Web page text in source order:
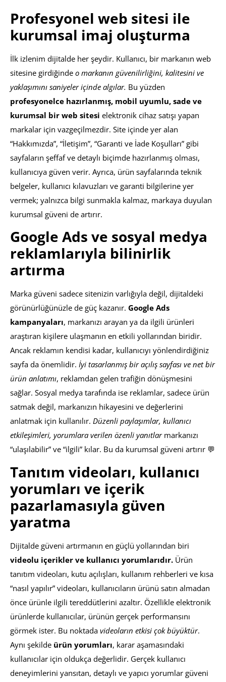
Profesyonel web sitesi ile
kurumsal imaj oluşturma
İlk izlenim dijitalde her şeydir. Kullanıcı, bir markanın web
sitesine girdiğinde o markanın güvenilirliğini, kalitesini ve
yaklaşımını saniyeler içinde algılar. Bu yüzden
profesyonelce hazırlanmış, mobil uyumlu, sade ve
kurumsal bir web sitesi elektronik cihaz satışı yapan
markalar için vazgeçilmezdir. Site içinde yer alan
“Hakkımızda”, “İletişim”, “Garanti ve İade Koşulları” gibi
sayfaların şeffaf ve detaylı biçimde hazırlanmış olması,
kullanıcıya güven verir. Ayrıca, ürün sayfalarında teknik
belgeler, kullanıcı kılavuzları ve garanti bilgilerine yer
vermek; yalnızca bilgi sunmakla kalmaz, markaya duyulan
kurumsal güveni de artırır.
Google Ads ve sosyal medya
reklamlarıyla bilinirlik
artırma
Marka güveni sadece sitenizin varlığıyla değil, dijitaldeki
görünürlüğünüzle de güç kazanır. Google Ads
kampanyaları, markanızı arayan ya da ilgili ürünleri
araştıran kişilere ulaşmanın en etkili yollarından biridir.
Ancak reklamın kendisi kadar, kullanıcıyı yönlendirdiğiniz
sayfa da önemlidir. İyi tasarlanmış bir açılış sayfası ve net bir
ürün anlatımı, reklamdan gelen trafiğin dönüşmesini
sağlar. Sosyal medya tarafında ise reklamlar, sadece ürün
satmak değil, markanızın hikayesini ve değerlerini
anlatmak için kullanılır. Düzenli paylaşımlar, kullanıcı
etkileşimleri, yorumlara verilen özenli yanıtlarmarkanızı
“ulaşılabilir” ve “ilgili” kılar. Bu da kurumsal güveni artırır 💬
Tanıtım videoları, kullanıcı
yorumları ve içerik
pazarlamasıyla güven
yaratma
Dijitalde güveni artırmanın en güçlü yollarından biri
videolu içerikler ve kullanıcı yorumlarıdır. Ürün
tanıtım videoları, kutu açılışları, kullanım rehberleri ve kısa
“nasıl yapılır” videoları, kullanıcıların ürünü satın almadan
önce ürünle ilgili tereddütlerini azaltır. Özellikle elektronik
ürünlerde kullanıcılar, ürünün gerçek performansını
görmek ister. Bu noktada videoların etkisi çok büyüktür.
Aynı şekilde ürün yorumları, karar aşamasındaki
kullanıcılar için oldukça değerlidir. Gerçek kullanıcı
deneyimlerini yansıtan, detaylı ve yapıcı yorumlar güveni